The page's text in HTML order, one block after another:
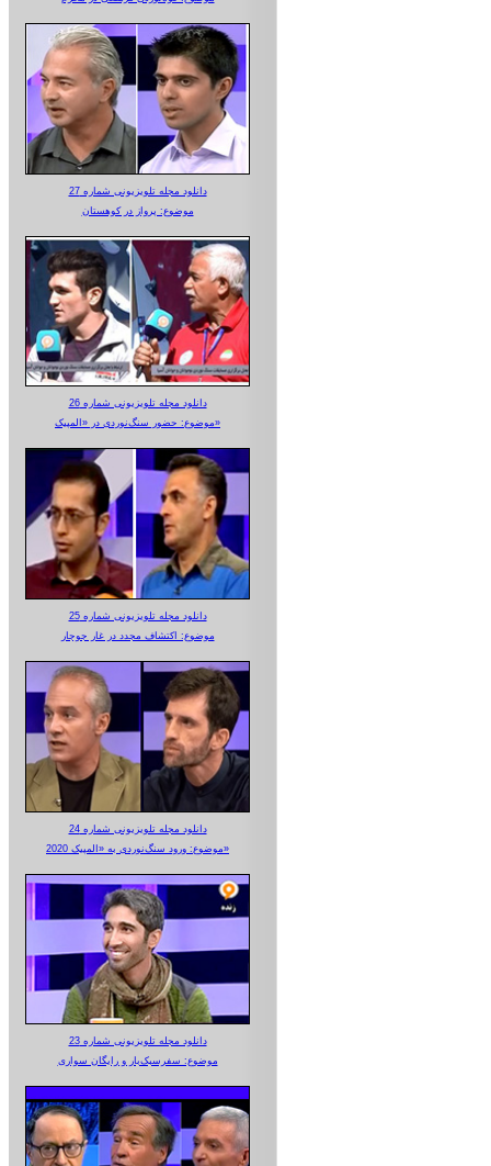
دانلود مجله تلویزیونی شماره 27
موضوع: پرواز در کوهستان
دانلود مجله تلویزیونی شماره 26
موضوع: حضور سنگ‌نوردی در «المپیک»
دانلود مجله تلویزیونی شماره 25
موضوع: اکتشاف مجدد در غار جوجار
دانلود مجله تلویزیونی شماره 24
موضوع: ورود سنگ‌نوردی به «المپیک 2020»
دانلود مجله تلویزیونی شماره 23
موضوع: سفرسبک‌بار و رایگان سواری